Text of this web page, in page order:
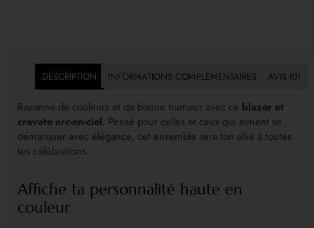
DESCRIPTION INFORMATIONS COMPLÉMENTAIRES AVIS (0)
Rayonne de couleurs et de bonne humeur avec ce blazer et
cravate arc-en-ciel. Pensé pour celles et ceux qui aiment se
démarquer avec élégance, cet ensemble sera ton allié à toutes
tes célébrations.
Affiche ta personnalité haute en
couleur